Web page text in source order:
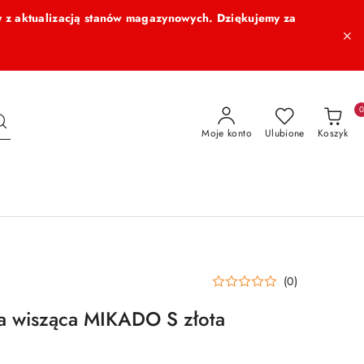
aktualizacją stanów magazynowych. Dziękujemy za
Moje konto Ulubione Koszyk
0
(0)
wisząca MIKADO S złota